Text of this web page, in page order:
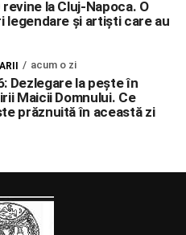
revine la Cluj-Napoca. O
legendare și artiști care au
acum o zi
Dezlegare la pește în
Maicii Domnului. Ce
prăznuită în această zi